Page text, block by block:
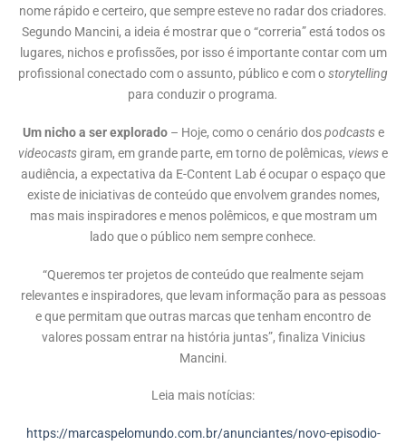
nome rápido e certeiro, que sempre esteve no radar dos criadores.
Segundo Mancini, a ideia é mostrar que o “correria” está todos os
lugares, nichos e profissões, por isso é importante contar com um
profissional conectado com o assunto, público e com ostorytelling
para conduzir o programa.
Um nicho a ser explorado– Hoje, como o cenário dospodcastse
videocastsgiram, em grande parte, em torno de polêmicas, viewse
audiência, a expectativa da E-Content Lab é ocupar o espaço que
existe de iniciativas de conteúdo que envolvem grandes nomes,
mas mais inspiradores e menos polêmicos, e que mostram um
lado que o público nem sempre conhece.
“Queremos ter projetos de conteúdo que realmente sejam
relevantes e inspiradores, que levam informação para as pessoas
e que permitam que outras marcas que tenham encontro de
valores possam entrar na história juntas”, finaliza Vinicius
Mancini.
Leia mais notícias:
https://marcaspelomundo.com.br/anunciantes/novo-episodio-